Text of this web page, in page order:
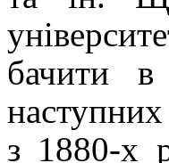
бачити
з 1880-х